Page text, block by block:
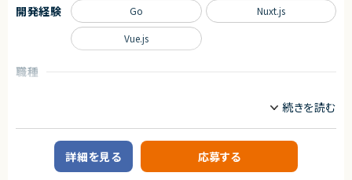
ので、俯瞰と詳細、複数の視点を持って大きな課題に取り組む力を身につけ
られる環境です。
○開発統括本部テックリード室
求めるスキル
【必須スキル】
・大規模システムにおける技術選定などの意志決定に関わった経験
・コンテナ、CI/CD、マイクロサービス等のモダンな技術の経験
・FastAPI の使用した開発経験
・Rust、C#、Java、Goなどの静的型付け言語の経験
・Gitを用いたチーム開発経験
・Snowflakeなどクラウドデータプラットフォームを用いた分析開発経験
株式会社LASSIC
職種
業務内容
ブロックチェーンゲームの開発業務
■ゲーム概要
開発経験 Go Nuxt.js
Vue.js
詳細を見る 応募する